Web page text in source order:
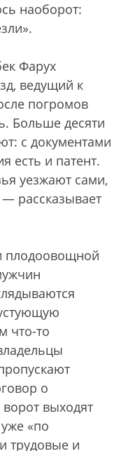
наоборот:
Фарух
ведущий к
погромов
Больше десяти
с документами
есть и патент.
уезжают сами,
рассказывает
плодоовощной
что-то
о
выходят
«по
трудовые и